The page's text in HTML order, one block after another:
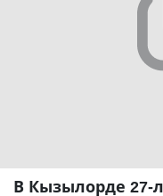
В Кызылорде 27-